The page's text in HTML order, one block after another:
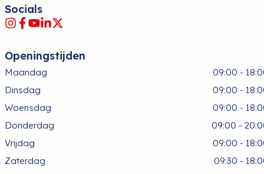
Socials
Openingstijden
Maandag
09:00 -
Dinsdag
09:00 -
Woensdag
09:00 -
Donderdag
09:00 -
Vrijdag
09:00 -
Zaterdag
09:30 -